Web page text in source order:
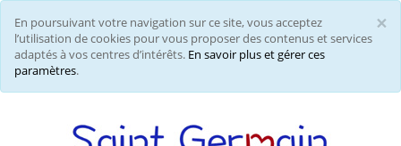
×
En poursuivant votre navigation sur ce site, vous acceptez
l’utilisation de cookies pour vous proposer des contenus et services
adaptés à vos centres d’intérêts. En savoir plus et gérer ces
paramètres.